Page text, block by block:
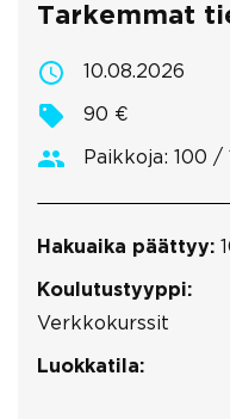
Tarkemmat
10.08.2026
90 €
Paikkoja: 100 /
Hakuaika päättyy:
Koulutustyyppi:
Verkkokurssit
Luokkatila: